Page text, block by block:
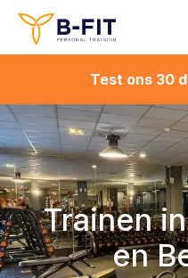
Spring
Test ons 30
Trainen
en